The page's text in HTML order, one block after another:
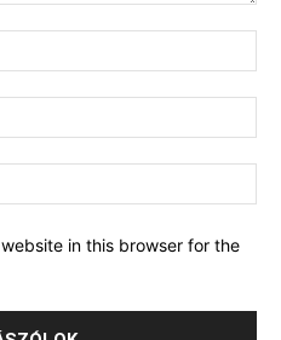
in this browser for the